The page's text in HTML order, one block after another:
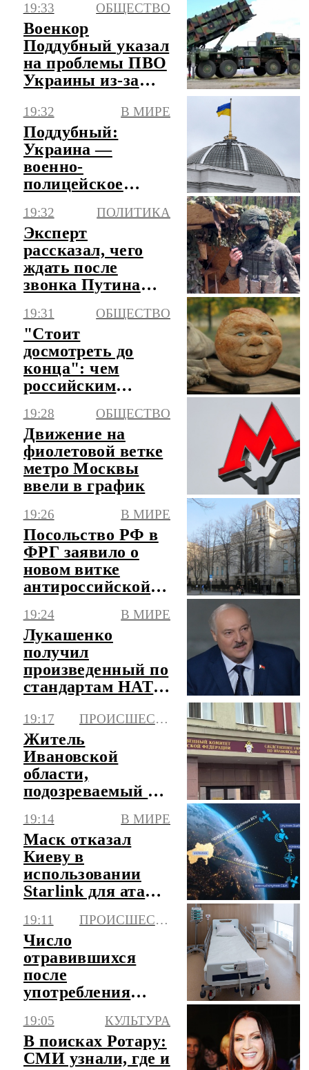
для Киева
объектам
19:33 ОБЩЕСТВО
Военкор
Поддубный указал
на проблемы ПВО
Украины из-за
Patriot
19:32 В МИРЕ
Поддубный:
Украина —
военно-
полицейское
руководством
наркомана
19:32 ПОЛИТИКА
Эксперт
рассказал, чего
ждать после
звонка Путина
19:31 ОБЩЕСТВО
"Стоит
досмотреть до
конца": чем
российским
понравился
фильм о Колобке
19:28 ОБЩЕСТВО
Движение на
фиолетовой ветке
метро Москвы
ввели в график
19:26 В МИРЕ
Посольство РФ в
ФРГ заявило о
новом витке
антироссийской
19:24 В МИРЕ
Лукашенко
получил
произведенный по
стандартам НАТО
19:17 ПРОИСШЕСТВИЯ
Житель
Ивановской
области,
подозреваемый в
скрывался более
30 лет
19:14 В МИРЕ
Маск отказал
Киеву в
использовании
Starlink для атак
19:11 ПРОИСШЕСТВИЯ
Число
отравившихся
после
употребления
Ямале
увеличилось до 47
19:05 КУЛЬТУРА
В поисках Ротару:
СМИ узнали, где и